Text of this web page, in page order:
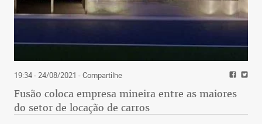
19:34 - 24/08/2021 - Compartilhe
Fusão coloca empresa mineira entre as maiores
do setor de locação de carros